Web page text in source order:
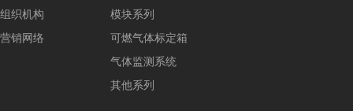
组织机构
营销网络
模块系列
可燃气体标定箱
气体监测系统
其他系列